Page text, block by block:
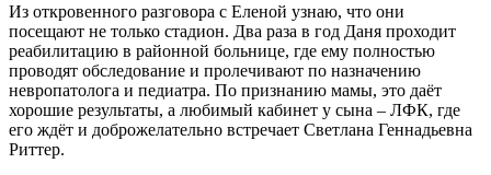
Из откровенного разговора с Еленой узнаю, что они
посещают не только стадион. Два раза в год Даня проходит
реабилитацию в районной больнице, где ему полностью
проводят обследование и пролечивают по назначению
невропатолога и педиатра. По признанию мамы, это даёт
хорошие результаты, а любимый кабинет у сына – ЛФК, где
его ждёт и доброжелательно встречает Светлана Геннадьевна
Риттер.